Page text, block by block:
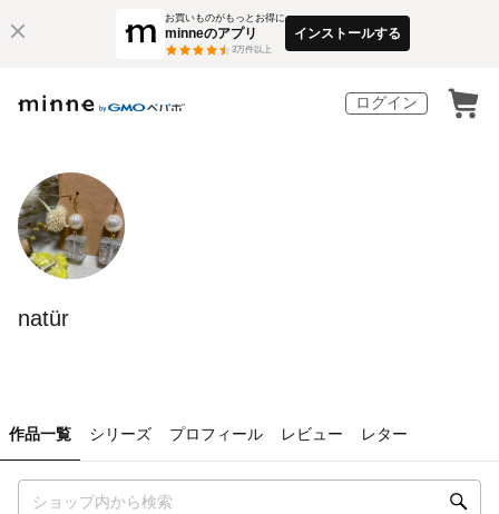
お買いものがもっとお得に
minneのアプリ
3万件以上
インストールする
ログイン
natür
作品一覧 シリーズ プロフィール レビュー レター